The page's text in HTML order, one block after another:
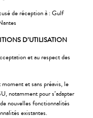
de réception à : Gulf
D’UTILISATION
et au respect des
et sans préavis, le
notamment pour s’adapter
nouvelles fonctionnalités
existantes.